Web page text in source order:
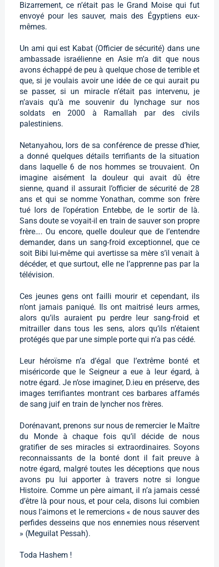
Bizarrement, ce n’était pas le Grand Moise qui fut
envoyé pour les sauver, mais des Égyptiens eux-
mêmes.
Un ami qui est Kabat (Officier de sécurité) dans une
ambassade israélienne en Asie m’a dit que nous
avons échappé de peu à quelque chose de terrible et
que, si je voulais avoir une idée de ce qui aurait pu
se passer, si un miracle n’était pas intervenu, je
n’avais qu’à me souvenir du lynchage sur nos
soldats en 2000 à Ramallah par des civils
palestiniens.
Netanyahou, lors de sa conférence de presse d’hier,
a donné quelques détails terrifiants de la situation
dans laquelle 6 de nos hommes se trouvaient. On
imagine aisément la douleur qui avait dû être
sienne, quand il assurait l’officier de sécurité de 28
ans et qui se nomme Yonathan, comme son frère
tué lors de l’opération Entebbe, de le sortir de là.
Sans doute se voyait-il en train de sauver son propre
frère…. Ou encore, quelle douleur que de l’entendre
demander, dans un sang-froid exceptionnel, que ce
soit Bibi lui-même qui avertisse sa mère s’il venait à
décéder, et que surtout, elle ne l’apprenne pas par la
télévision.
Ces jeunes gens ont failli mourir et cependant, ils
n’ont jamais paniqué. Ils ont maitrisé leurs armes,
alors qu’ils auraient pu perdre leur sang-froid et
mitrailler dans tous les sens, alors qu’ils n’étaient
protégés que par une simple porte qui n’a pas cédé.
Leur héroïsme n’a d’égal que l’extrême bonté et
miséricorde que le Seigneur a eue à leur égard, à
notre égard. Je n’ose imaginer, D.ieu en préserve, des
images terrifiantes montrant ces barbares affamés
de sang juif en train de lyncher nos frères.
Dorénavant, prenons sur nous de remercier le Maître
du Monde à chaque fois qu’il décide de nous
gratifier de ses miracles si extraordinaires. Soyons
reconnaissants de la bonté dont il fait preuve à
notre égard, malgré toutes les déceptions que nous
avons pu lui apporter à travers notre si longue
Histoire. Comme un père aimant, il n’a jamais cessé
d’être là pour nous, et pour cela, disons lui combien
nous l’aimons et le remercions « de nous sauver des
perfides desseins que nos ennemies nous réservent
» (Meguilat Pessah).
Toda Hashem !